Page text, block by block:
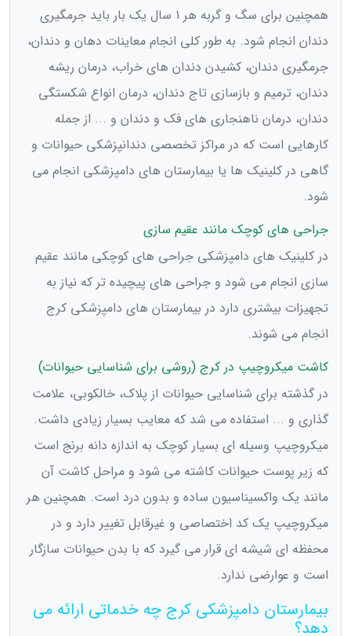
همچنین برای سگ و گربه هر 1 سال یک بار باید جرمگیری
دندان انجام شود. به طور کلی انجام معاینات دهان و دندان،
جرمگیری دندان، کشیدن دندان های خراب، درمان ریشه
دندان، ترمیم و بازسازی تاج دندان، درمان انواع شکستگی
دندان، درمان ناهنجاری های فک و دندان و ... از جمله
کارهایی است که در مراکز تخصصی دندانپزشکی حیوانات و
گاهی در کلینیک ها یا بیمارستان های دامپزشکی انجام می
شود.
جراحی های کوچک مانند عقیم سازی
در کلینیک های دامپزشکی جراحی های کوچکی مانند عقیم
سازی انجام می شود و جراحی های پیچیده تر که نیاز به
تجهیزات بیشتری دارد در بیمارستان های دامپزشکی کرج
انجام می شوند.
کاشت میکروچیپ در کرج (روشی برای شناسایی حیوانات)
در گذشته برای شناسایی حیوانات از پلاک، خالکوبی، علامت
گذاری و ... استفاده می شد که معایب بسیار زیادی داشت.
میکروچیپ وسیله ای بسیار کوچک به اندازه دانه برنج است
که زیر پوست حیوانات کاشته می شود و مراحل کاشت آن
مانند یک واکسیناسیون ساده و بدون درد است. همچنین هر
میکروچیپ یک کد اختصاصی و غیرقابل تغییر دارد و در
محفظه ای شیشه ای قرار می گیرد که با بدن حیوانات سازگار
است و عوارضی ندارد.
بیمارستان دامپزشکی کرج چه خدماتی ارائه می
دهد؟